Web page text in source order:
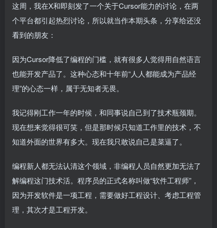
这周，我在X和即刻发了一个关于Cursor能力的讨论，在两
个平台都引起热烈讨论，所以就当作本期头条，分享给还没
看到的朋友：
因为Cursor降低了编程的门槛，就有很多人觉得用自然语言
也能开发产品了。这种心态和十年前“人人都能成为产品经
理”的心态一样，属于无知者无畏。
我记得刚工作一年的时候，和同事说自己到了技术瓶颈期。
现在想来觉得很可笑，但是那时候只知道工作里的技术，不
知道外面的世界有多大。现在我只敢说自己是菜逼了。
编程新人都无法认清这个领域，非编程人员自然更加无法了
解编程这门技术活。程序员的正式名称叫做“软件工程师”，
因为开发软件是一项工程，需要做好工程设计、考虑工程管
理，其次才是工程开发。